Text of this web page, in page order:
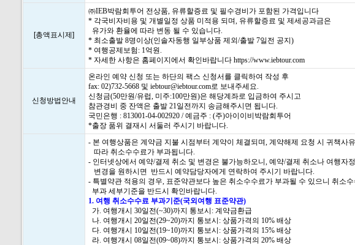
[총액표시제]
㈜IEB박람회투어 전상품, 유류할증료 및 필수경비가 포함된 가격입니다
* 각국비자비용 및 개별일정 상품 미적용 되며, 유류할증료 및 제세공과금은
유가와 환율에 따라 변동 될 수 있습니다.
* 최소출발 8명이상(인솔자동행 일부상품 제외/출발 7일전 공지)
* 여행공제보험: 1억원.
* 자세한 사항은 홈페이지에서 확인바랍니다 https://www.iebtour.com
신청방법안내
온라인 예약 신청 또는 하단의 팩스 신청서를 클릭하여 작성 후
fax: 02)732-5668 및 iebtour@iebtour.com로 보내주세요.
신청금(50만원/유럽, 미주:100만원)은 해당계좌로 입금하여 주시고
참관경비 중 잔액은 출발 21일전까지 송금해주시면 됩니다.
국민은행 : 813001-04-002920 / 예금주 : (주)아이이비박람회투어
*출장 품위 결재시 서둘러 주시기 바랍니다.
- 본 여행상품은 계약금 지불 시점부터 계약이 체결되며, 계약해제 요청 시 귀책사유
따라 취소수수료가 부과됩니다.
- 인터넷상에서 예약/결제 취소 및 변경은 불가능하오니, 예약/결제 취소나 여행자
변경을 원하시면 반드시 예약담당자에게 연락하여 주시기 바랍니다.
- 특별약관 적용의 경우, 표준약관보다 높은 취소수수료가 부과될 수 있으니 취소수
부과 세부기준을 반드시 확인바랍니다.
1. 여행 취소수수료 부과기준(국외여행 표준약관)
가. 여행개시 30일전(~30)까지 통보시: 계약금환급
나. 여행개시 20일전(29~20)까지 통보시: 상품가격의 10% 배상
다. 여행개시 10일전(19~10)까지 통보시: 상품가격의 15% 배상
라. 여행개시 08일전(09~08)까지 통보시: 상품가격의 20% 배상